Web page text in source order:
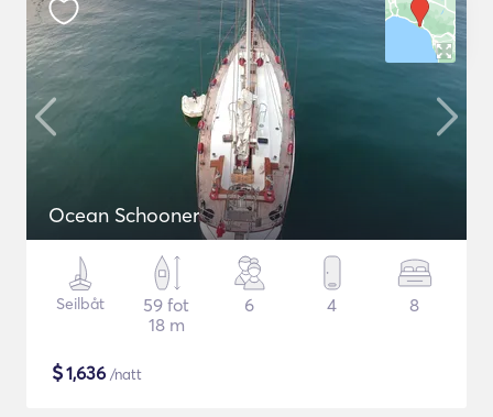
Ocean Schooner
Seilbåt
59 fot
18 m
6 4 8
$1,636 /natt